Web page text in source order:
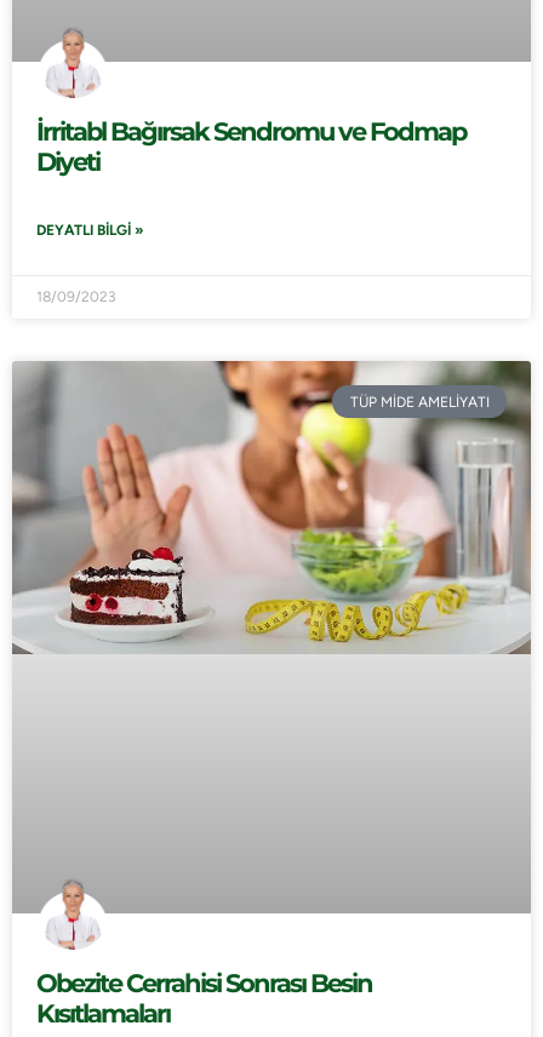
İrritabl Bağırsak Sendromu ve Fodmap
Diyeti
DEYATLI BILGI »
18/09/2023
TÜP MİDE AMELİYATI
Obezite Cerrahisi Sonrası Besin
Kısıtlamaları